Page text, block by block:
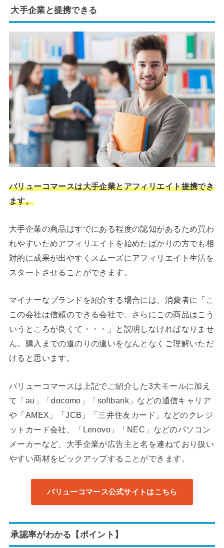
大手企業と提携できる
バリューコマースは大手企業とアフィリエイト提携でき
ます。
大手企業の商品はすでにある程度の認知があるため買わ
れやすいためアフィリエイトを始めたばかりの方でも相
対的に成果が出やすくスムーズにアフィリエイト生活を
スタートさせることができます。
マイナーなブランドを紹介する場合には、消費者に「こ
この会社は信頼のできる会社で、さらにこの商品はこう
いうところが良くて・・・」と説明しなければなりませ
ん。購入までの道のりの違いをなんとなくご理解いただ
けると思います。
バリューコマースは上記でご紹介した3大モールに加え
て「au」「docomo」「softbank」などの通信キャリア
や「AMEX」「JCB」「三井住友カード」などのクレジ
ットカード会社、「Lenovo」「NEC」などのパソコン
メーカーなど、大手企業が広告主と名を連ねており扱い
やすい商材をピックアップすることができます。
バリューコマース公式サイトはこちら
承認率がわかる【ポイント】